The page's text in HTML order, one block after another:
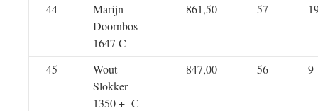
44
Marijn
Doornbos
1647 C
861,50 57
45
Wout
Slokker
1350 +- C
847,00 56 9